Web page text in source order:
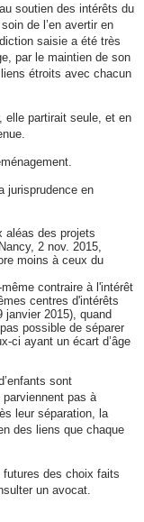
soutien des intérêts du
de l’en avertir en
saisie a été très
par le maintien de son
étroits avec chacun
elle partirait seule, et en
jurisprudence en
aléas des projets
2 nov. 2015,
moins à ceux du
contraire à l'intérêt
centres d'intérêts
janvier 2015), quand
possible de séparer
ci ayant un écart d’âge
sont
pas à
leur séparation, la
des liens que chaque
des choix faits
un avocat.